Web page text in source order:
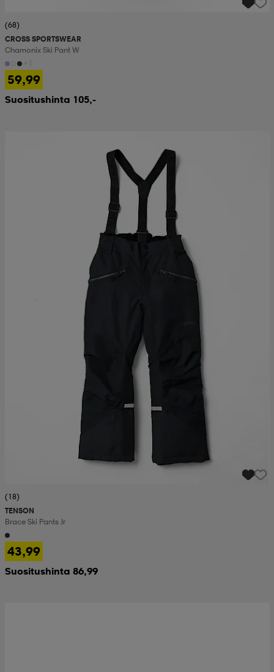
(68)
CROSS SPORTSWEAR
Chamonix Ski Pant W
59,99
Suositushinta 105,-
(18)
TENSON
Brace Ski Pants Jr
43,99
Suositushinta 86,99